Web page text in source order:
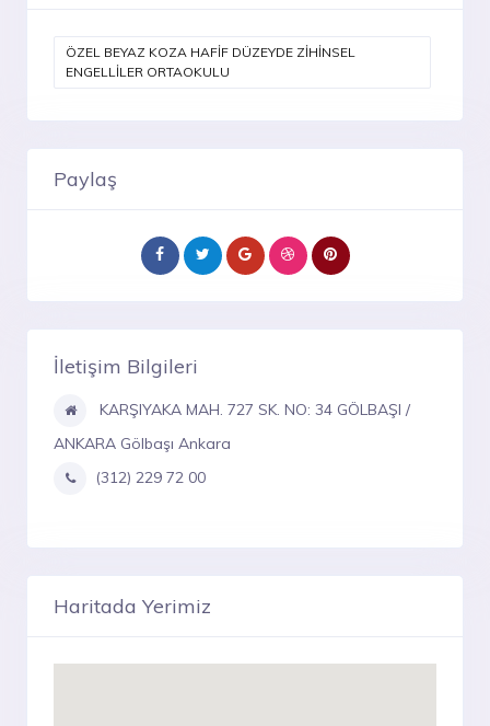
ÖZEL BEYAZ KOZA HAFİF DÜZEYDE ZİHİNSEL
ENGELLİLER ORTAOKULU
Paylaş
İletişim Bilgileri
KARŞIYAKA MAH. 727 SK. NO: 34 GÖLBAŞI /
ANKARA Gölbaşı Ankara
(312) 229 72 00
Haritada Yerimiz